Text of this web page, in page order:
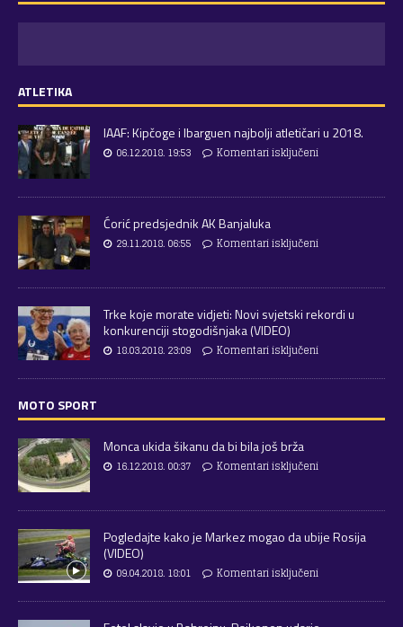
ATLETIKA
IAAF: Kipčoge i Ibarguen najbolji atletičari u 2018.
06.12.2018. 19:53 Komentari isključeni
Ćorić predsjednik AK Banjaluka
29.11.2018. 06:55 Komentari isključeni
Trke koje morate vidjeti: Novi svjetski rekordi u
konkurenciji stogodišnjaka (VIDEO)
18.03.2018. 23:09 Komentari isključeni
MOTO SPORT
Monca ukida šikanu da bi bila još brža
16.12.2018. 00:37 Komentari isključeni
Pogledajte kako je Markez mogao da ubije Rosija
(VIDEO)
09.04.2018. 18:01 Komentari isključeni